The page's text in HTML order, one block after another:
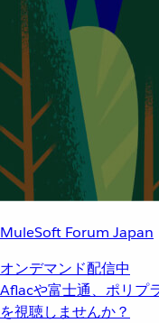
MuleSoft Forum Japan
オンデマンド配信中
Aflacや富士通、ポリプ
を視聴しませんか？